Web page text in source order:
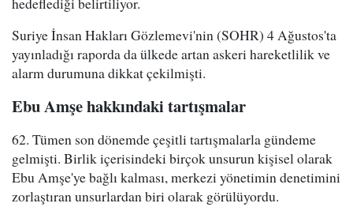
Suriye İnsan Hakları Gözlemevi'nin (SOHR) 4 Ağustos'ta
yayınladığı raporda da ülkede artan askeri hareketlilik ve
alarm durumuna dikkat çekilmişti.
Ebu Amşe hakkındaki tartışmalar
62. Tümen son dönemde çeşitli tartışmalarla gündeme
gelmişti. Birlik içerisindeki birçok unsurun kişisel olarak
Ebu Amşe'ye bağlı kalması, merkezi yönetimin denetimini
zorlaştıran unsurlardan biri olarak görülüyordu.